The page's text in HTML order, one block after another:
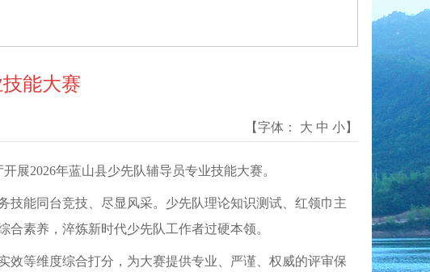
能大赛
【字体： 大 中 小】
展2026年蓝山县少先队辅导员专业技能大赛。
能同台竞技、尽显风采。少先队理论知识测试、红领巾主
素养，淬炼新时代少先队工作者过硬本领。
等维度综合打分，为大赛提供专业、严谨、权威的评审保